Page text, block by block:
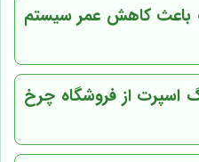
باعث کاهش عمر سیستم
اسپرت ازفروشگاه چرخ